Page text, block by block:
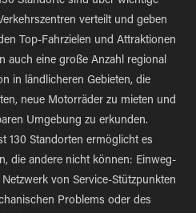
verteilt und geben
Top-Fahrzielen und Attraktionen
auch eine große Anzahl regional
in ländlicheren Gebieten, die
neue Motorräder zu mieten und
Umgebung zu erkunden.
130 Standorten ermöglicht es
die andere nicht können: Einweg-
von Service-Stützpunkten
Problems oder des